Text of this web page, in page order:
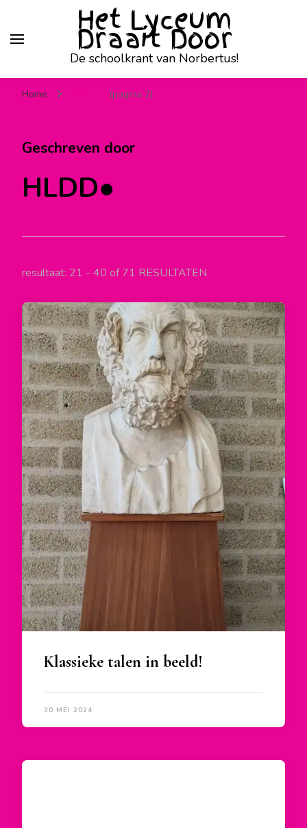
Het Lyceum
Draait Door
De schoolkrant van Norbertus!
Home (pagina 2)
Geschreven door
HLDD●
resultaat: 21 - 40 of 71 RESULTATEN
Klassieke talen in beeld!
30 MEI 2024